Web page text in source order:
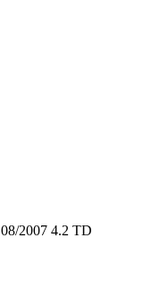
2007 4.2 TD